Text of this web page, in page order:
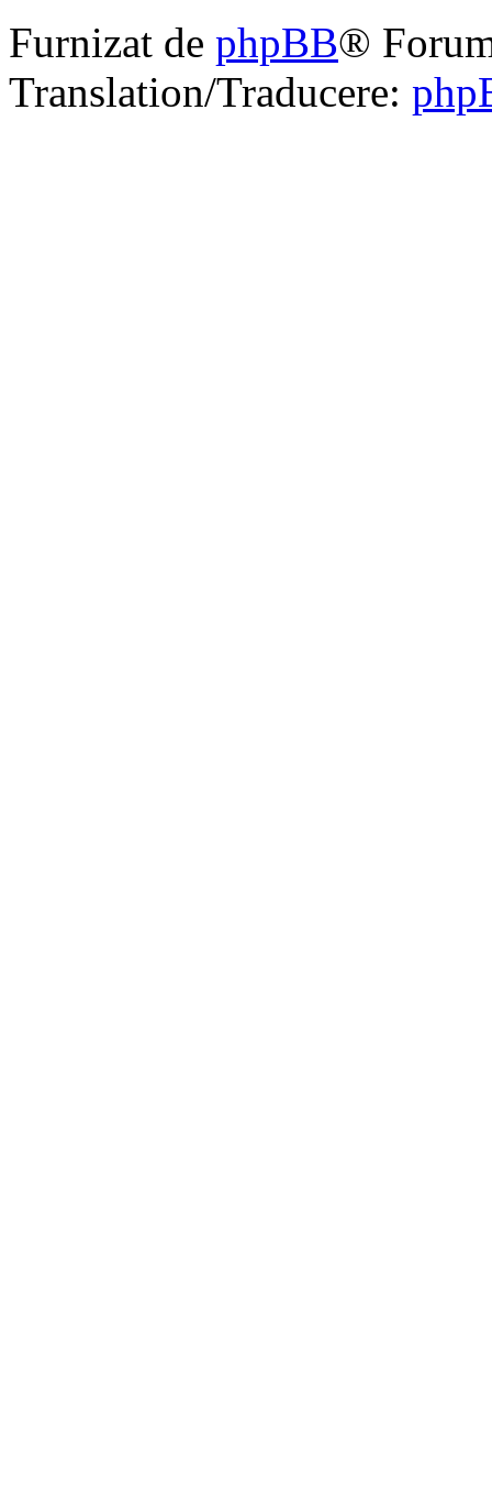
Furnizat de phpBB®
Translation/Traducere: